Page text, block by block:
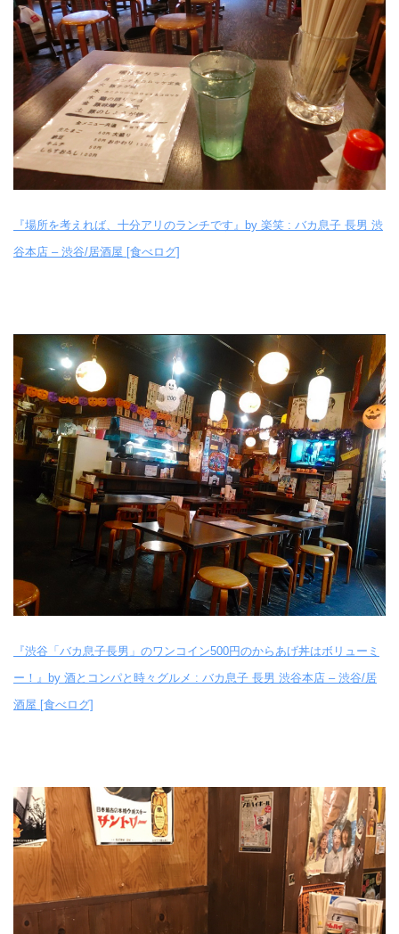
『場所を考えれば、十分アリのランチです』by 楽笑 : バカ息子 長男 渋
谷本店 – 渋谷/居酒屋 [食べログ]
『渋谷「バカ息子長男」のワンコイン500円のからあげ丼はボリューミ
ー！』by 酒とコンパと時々グルメ : バカ息子 長男 渋谷本店 – 渋谷/居
酒屋 [食べログ]